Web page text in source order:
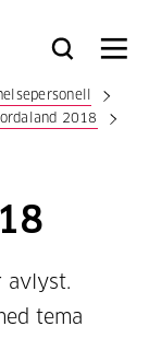
Bli
Logg
Søk Meny
2018
avlyst.
tema